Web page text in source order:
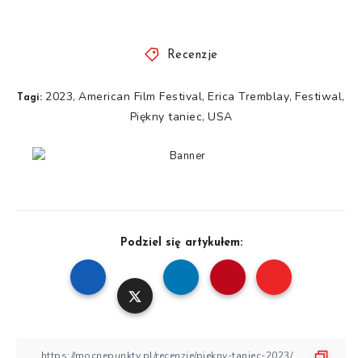
Recenzje
Tagi: 2023,American Film Festival,Erica Tremblay,Festiwal,
Piękny taniec, USA
Podziel się artykułem: